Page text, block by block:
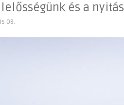
és a nyitás
08.